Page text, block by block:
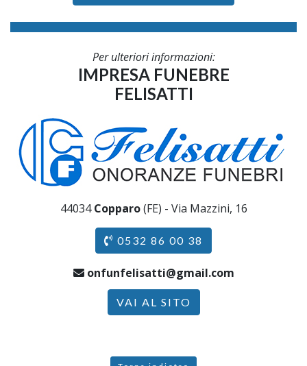
Per ulteriori informazioni:
IMPRESA FUNEBRE
FELISATTI
44034Copparo(FE) - Via Mazzini, 16
0532 86 00 38
onfunfelisatti@gmail.com
VAI AL SITO